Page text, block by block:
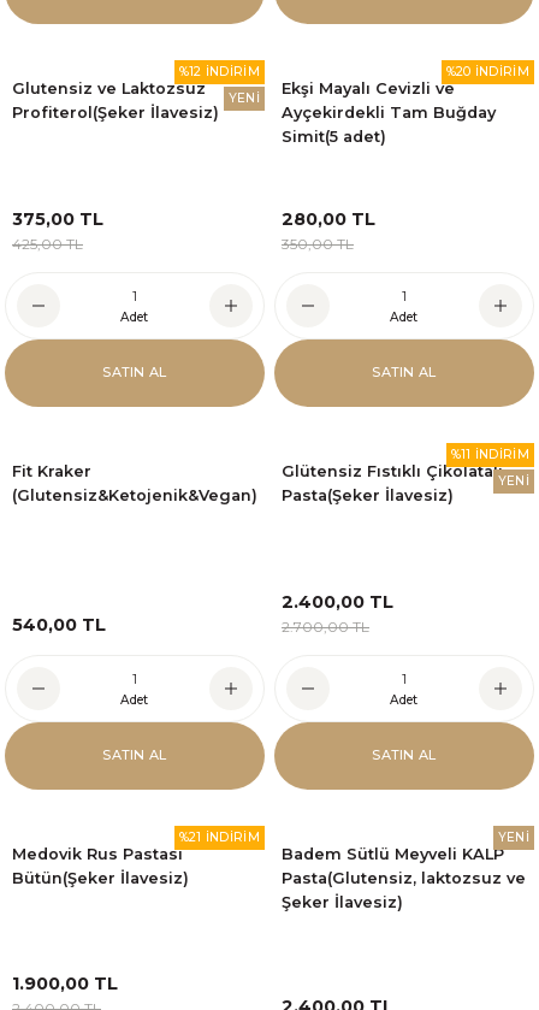
%12 İNDİRİM
YENİ
Glutensiz ve Laktozsuz
Profiterol(Şeker İlavesiz)
375,00 TL
425,00 TL
Adet
SATIN AL
%20 İNDİRİM
Ekşi Mayalı Cevizli ve
Ayçekirdekli Tam Buğday
Simit(5 adet)
280,00 TL
350,00 TL
Adet
SATIN AL
Fit Kraker
(Glutensiz&Ketojenik&Vegan)
540,00 TL
Adet
SATIN AL
%11 İNDİRİM
YENİ
Glütensiz Fıstıklı Çikolatalı
Pasta(Şeker İlavesiz)
2.400,00 TL
2.700,00 TL
Adet
SATIN AL
%21 İNDİRİM
Medovik Rus Pastası
Bütün(Şeker İlavesiz)
1.900,00 TL
YENİ
Badem Sütlü Meyveli KALP
Pasta(Glutensiz, laktozsuz ve
Şeker İlavesiz)